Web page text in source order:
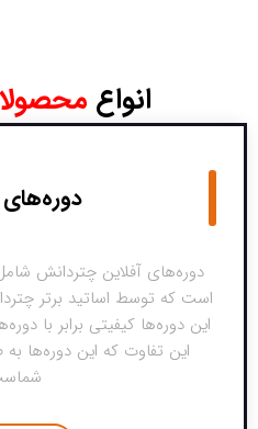
انواع
دوره‌های
دوره‌های آفلاین چتردانش
است که توسط اساتید برتر
این دوره‌ها کیفیتی برابر با